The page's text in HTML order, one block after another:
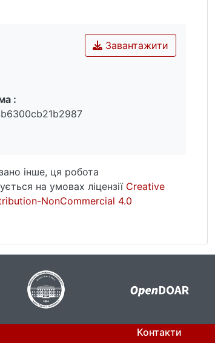
Завантажити
:
інше, ця робота
на умовах ліцензії Creative
NonCommercial 4.0
Контакти